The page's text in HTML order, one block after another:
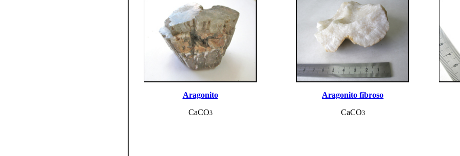
Aragonito
CaCO3
Aragonito fibroso
CaCO3